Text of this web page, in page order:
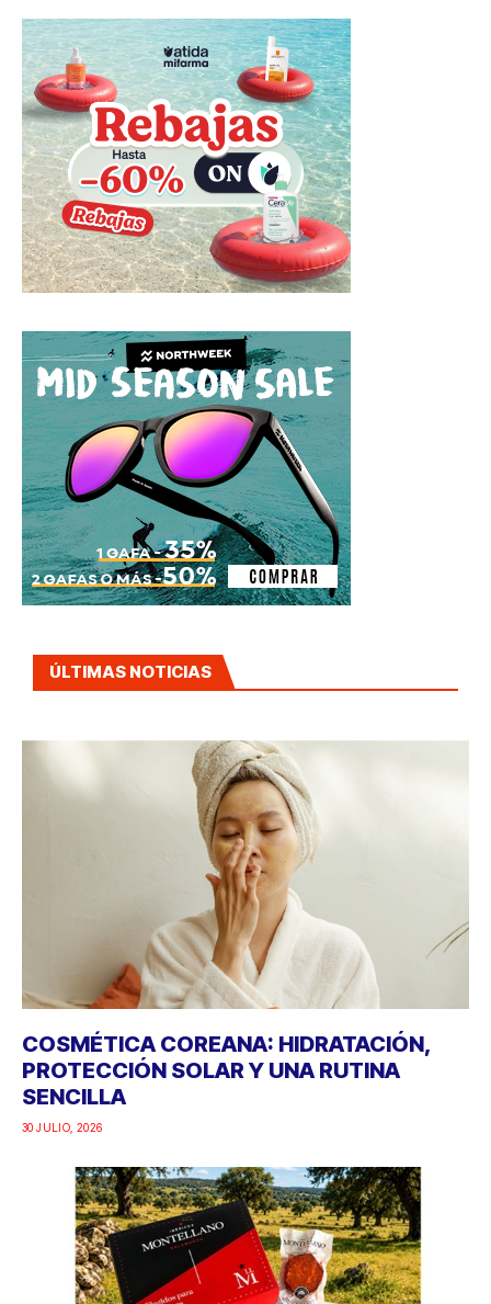
ÚLTIMAS NOTICIAS
COSMÉTICA COREANA: HIDRATACIÓN,
PROTECCIÓN SOLAR Y UNA RUTINA
SENCILLA
30 JULIO, 2026